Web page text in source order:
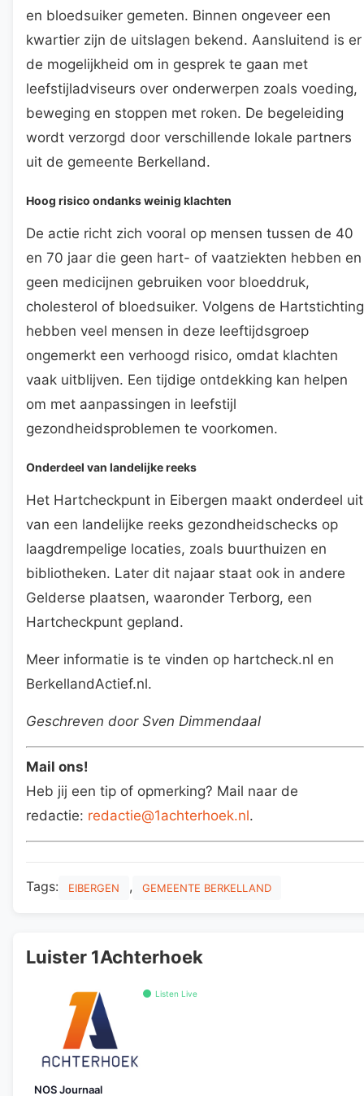
en bloedsuiker gemeten. Binnen ongeveer een
kwartier zijn de uitslagen bekend. Aansluitend is er
de mogelijkheid om in gesprek te gaan met
leefstijladviseurs over onderwerpen zoals voeding,
beweging en stoppen met roken. De begeleiding
wordt verzorgd door verschillende lokale partners
uit de gemeente Berkelland.
Hoog risico ondanks weinig klachten
De actie richt zich vooral op mensen tussen de 40
en 70 jaar die geen hart- of vaatziekten hebben en
geen medicijnen gebruiken voor bloeddruk,
cholesterol of bloedsuiker. Volgens de Hartstichting
hebben veel mensen in deze leeftijdsgroep
ongemerkt een verhoogd risico, omdat klachten
vaak uitblijven. Een tijdige ontdekking kan helpen
om met aanpassingen in leefstijl
gezondheidsproblemen te voorkomen.
Onderdeel van landelijke reeks
Het Hartcheckpunt in Eibergen maakt onderdeel uit
van een landelijke reeks gezondheidschecks op
laagdrempelige locaties, zoals buurthuizen en
bibliotheken. Later dit najaar staat ook in andere
Gelderse plaatsen, waaronder Terborg, een
Hartcheckpunt gepland.
Meer informatie is te vinden op hartcheck.nl en
BerkellandActief.nl.
Geschreven door Sven Dimmendaal
Mail ons!
Heb jij een tip of opmerking? Mail naar de
redactie: redactie@1achterhoek.nl.
Tags: EIBERGEN , GEMEENTE BERKELLAND
Luister 1Achterhoek
Listen Live
NOS Journaal